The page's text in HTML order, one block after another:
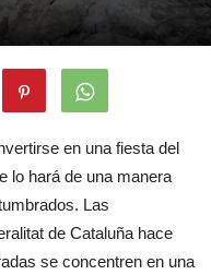
en una fiesta del
lo hará de una manera
Las
de Cataluña hace
se concentren en una